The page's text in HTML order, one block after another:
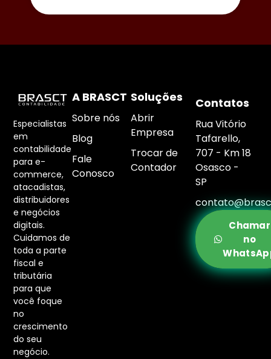
Especialistas
em
contabilidade
para e-
commerce,
atacadistas,
distribuidores
e negócios
digitais.
Cuidamos de
toda a parte
fiscal e
tributária
para que
você foque
no
crescimento
do seu
negócio.
A BRASCT
Sobre nós
Blog
Fale
Conosco
Soluções
Abrir
Empresa
Trocar de
Contador
Contatos
Rua Vitório
Tafarello,
707 - Km 18
Osasco -
SP
Chamar
no